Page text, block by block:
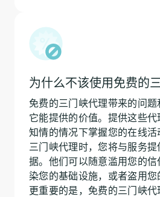
为什么不该使用免费的
免费的三门峡代理带来的问
它能提供的价值。提供这些
知情的情况下掌握您的在线
三门峡代理时，您将与服务
据。他们可以随意滥用您的
染您的基础设施，或者盗用您
更重要的是，免费的三门峡